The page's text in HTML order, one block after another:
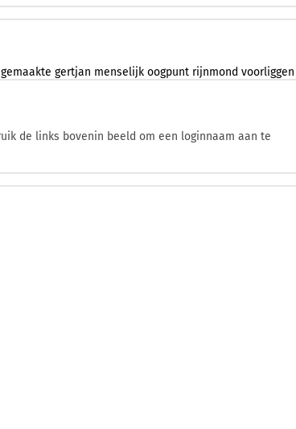
gemaakte gertjan menselijk oogpunt rijnmond voorliggen
de links bovenin beeld om een loginnaam aan te